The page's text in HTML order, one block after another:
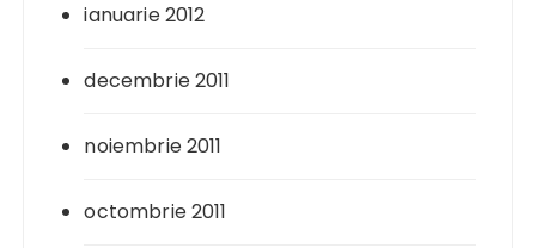
ianuarie 2012
decembrie 2011
noiembrie 2011
octombrie 2011